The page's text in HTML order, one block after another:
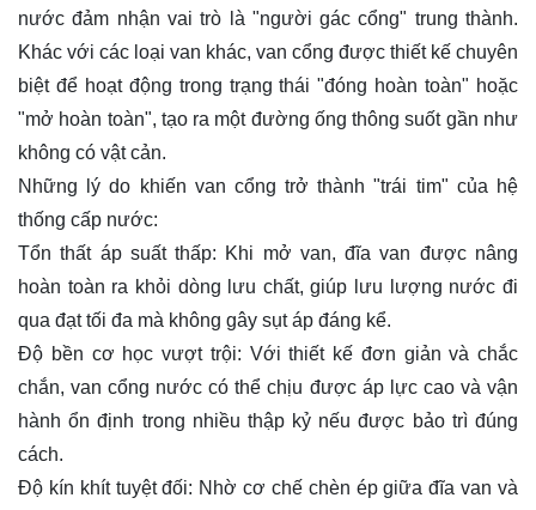
nước đảm nhận vai trò là "người gác cổng" trung thành.
Khác với các loại van khác, van cổng được thiết kế chuyên
biệt để hoạt động trong trạng thái "đóng hoàn toàn" hoặc
"mở hoàn toàn", tạo ra một đường ống thông suốt gần như
không có vật cản.
Những lý do khiến van cổng trở thành "trái tim" của hệ
thống cấp nước:
Tổn thất áp suất thấp: Khi mở van, đĩa van được nâng
hoàn toàn ra khỏi dòng lưu chất, giúp lưu lượng nước đi
qua đạt tối đa mà không gây sụt áp đáng kể.
Độ bền cơ học vượt trội: Với thiết kế đơn giản và chắc
chắn, van cổng nước có thể chịu được áp lực cao và vận
hành ổn định trong nhiều thập kỷ nếu được bảo trì đúng
cách.
Độ kín khít tuyệt đối: Nhờ cơ chế chèn ép giữa đĩa van và